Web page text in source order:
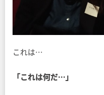
これは…
「これは何だ…」